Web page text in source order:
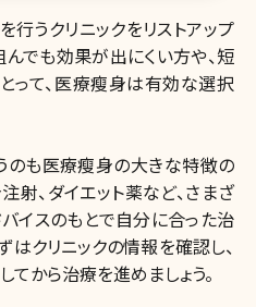
うクリニックをリストアップ
んでも効果が出にくい方や、短
って、医療瘦身は有効な選択
のも医療瘦身の大きな特徴の
射、ダイエット薬など、さまざ
イスのもとで自分に合った治
はクリニックの情報を確認し、
てから治療を進めましょう。